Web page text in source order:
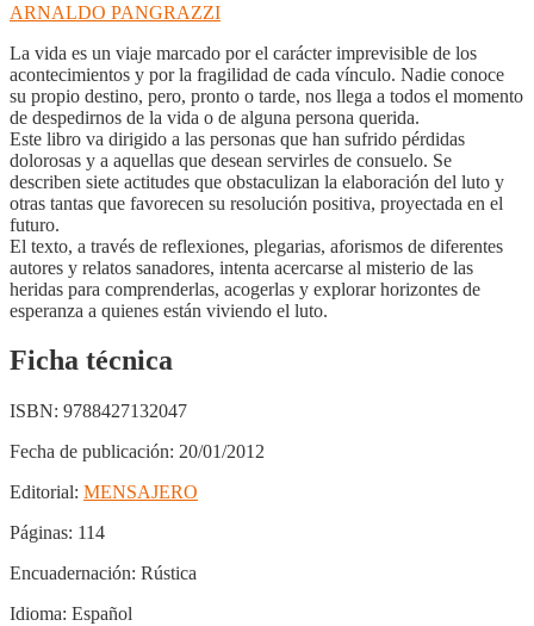
ARNALDO PANGRAZZI
La vida es un viaje marcado por el carácter imprevisible de los
acontecimientos y por la fragilidad de cada vínculo. Nadie conoce
su propio destino, pero, pronto o tarde, nos llega a todos el momento
de despedirnos de la vida o de alguna persona querida.
Este libro va dirigido a las personas que han sufrido pérdidas
dolorosas y a aquellas que desean servirles de consuelo. Se
describen siete actitudes que obstaculizan la elaboración del luto y
otras tantas que favorecen su resolución positiva, proyectada en el
futuro.
El texto, a través de reflexiones, plegarias, aforismos de diferentes
autores y relatos sanadores, intenta acercarse al misterio de las
heridas para comprenderlas, acogerlas y explorar horizontes de
esperanza a quienes están viviendo el luto.
Ficha técnica
ISBN: 9788427132047
Fecha de publicación: 20/01/2012
Editorial: MENSAJERO
Páginas: 114
Encuadernación: Rústica
Idioma: Español